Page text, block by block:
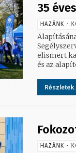
35
HAZÁNK -
elismert karitatív
és az
HAZÁNK -